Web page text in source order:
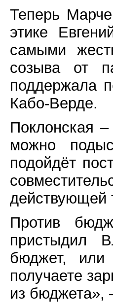
Теперь
этике
самыми
созыва от
поддержала
Кабо-Верде.
Поклонская
можно
подойдёт
действующей
Против
пристыдил
бюджет,
получаете
из бюджета»,